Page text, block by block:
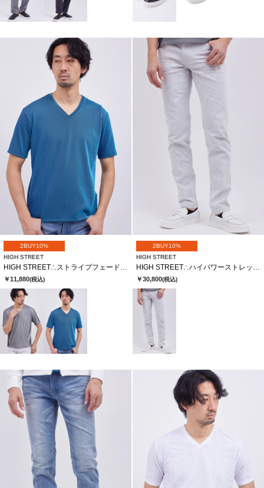
2BUY10%
HIGH STREET
HIGH STREET∴ストライプフェードリブＶネックハンソデＴＣＳ
￥11,880(税込)
2BUY10%
HIGH STREET
HIGH STREET∴ハイパワーストレッチスリムテーパードデニム
￥30,800(税込)